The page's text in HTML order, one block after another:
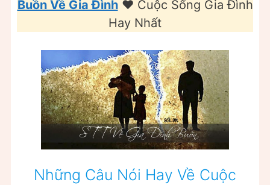
Buồn Về Gia Đình❤️️ Cuộc Sống Gia Đình
Hay Nhất
Những Câu Nói Hay Về Cuộc